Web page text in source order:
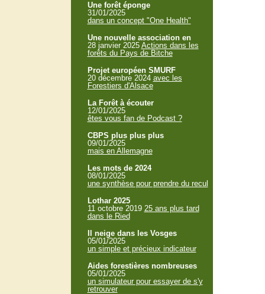
Une forêt éponge
31/01/2025
dans un concept "One Health"
Une nouvelle association en
28 janvier 2025 Actions dans les
forêts du Pays de Bitche
Projet européen SMURF
20 décembre 2024 avec les
Forestiers d'Alsace
La Forêt à écouter
12/01/2025
êtes vous fan de Podcast ?
CBPS plus plus plus
09/01/2025
mais en Allemagne
Les mots de 2024
08/01/2025
une synthèse pour prendre du recul
Lothar 2025
11 octobre 2019 25 ans plus tard
dans le Ried
Il neige dans les Vosges
05/01/2025
un simple et précieux indicateur
Aides forestières nombreuses
05/01/2025
un simulateur pour essayer de s'y
retrouver